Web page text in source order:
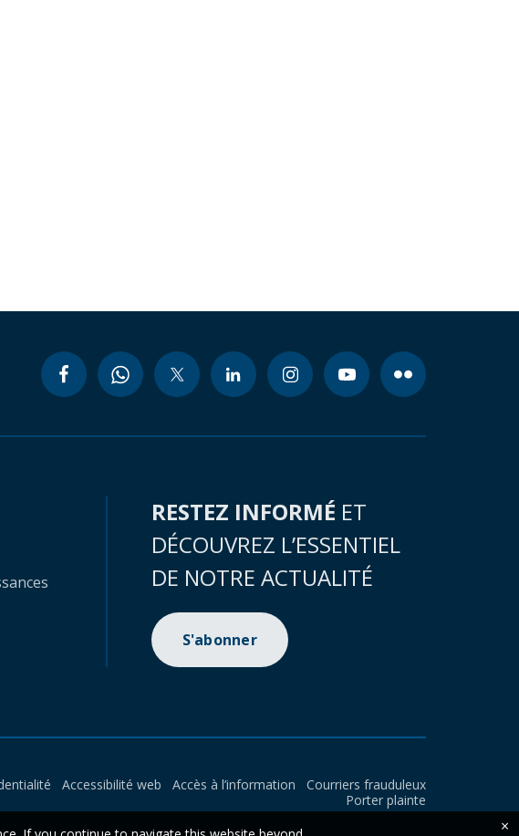
RESTEZ INFORMÉ ET
DÉCOUVREZ L’ESSENTIEL
DE NOTRE ACTUALITÉ
S'abonner
Accessibilité web Accès à l’information
Courriers frauduleux
Porter plainte
×